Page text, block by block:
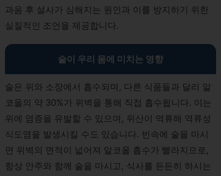
과음 후 설사가 심해지는 원인과 이를 방지하기 위한
실질적인 조언을 제공합니다.
술이 우리 몸에 미치는 영향
술은 위와 소장에서 흡수되며, 다른 식품들과 달리 알
코올의 약 30%가 위벽을 통해 직접 흡수됩니다. 이는
위에 염증을 유발할 수 있으며, 위산이 역류해 역류성
식도염을 발생시킬 수도 있습니다. 빈속에 술을 마시
면 위벽의 면적이 넓어져 알코올 흡수가 빨라지므로,
항상 안주와 함께 술을 마시고, 식사를 든든히 하시는